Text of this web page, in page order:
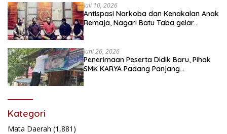
Juli 10, 2026
Antispasi Narkoba dan Kenakalan Anak
Remaja, Nagari Batu Taba gelar
Juni 26, 2026
Penerimaan Peserta Didik Baru, Pihak
SMK KARYA Padang Panjang
Kategori
Mata Daerah (1,881)